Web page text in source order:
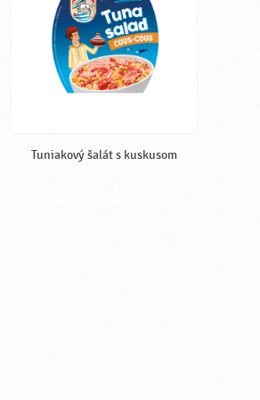
Tuniakový šalát s kuskusom